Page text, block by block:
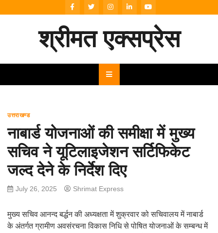
to
श्रीमत एक्सप्रेस
उत्तराखण्ड
नाबार्ड योजनाओं की समीक्षा में मुख्य
सचिव ने यूटिलाइजेशन सर्टिफिकेट
जल्द देने के निर्देश दिए
July 26, 2025 Shrimat Express
मुख्य सचिव आनन्द बर्द्धन की अध्यक्षता में शुक्रवार को सचिवालय में नाबार्ड
के अंतर्गत ग्रामीण अवसंरचना विकास निधि से पोषित योजनाओं के सम्बन्ध में